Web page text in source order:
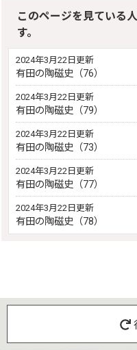
このページを見ている
す。
2024年3月22日更新
有田の陶磁史（76）
2024年3月22日更新
有田の陶磁史（79）
2024年3月22日更新
有田の陶磁史（73）
2024年3月22日更新
有田の陶磁史（77）
2024年3月22日更新
有田の陶磁史（78）